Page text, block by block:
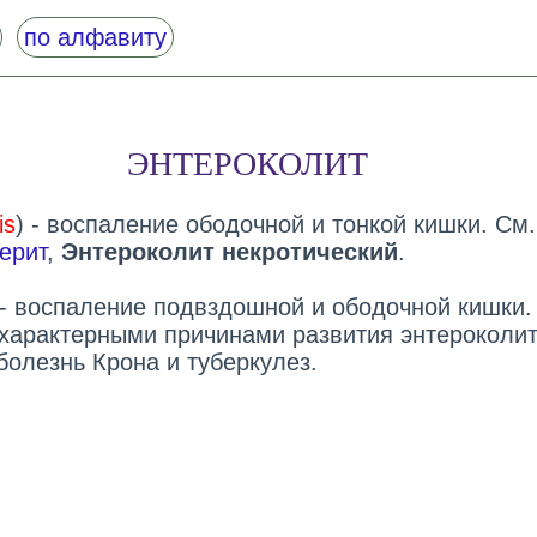
по алфавиту
ЭНТЕРОКОЛИТ
) - воспаление ободочной и тонкой кишки.
, Энтероколит некротический.
воспаление подвздошной и ободочной кишки.
причинами развития
Крона и туберкулез.